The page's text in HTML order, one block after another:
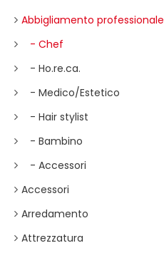
Abbigliamento professionale
- Chef
- Ho.re.ca.
- Medico/Estetico
- Hair stylist
- Bambino
- Accessori
Accessori
Arredamento
Attrezzatura